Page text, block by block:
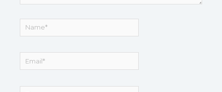
Name*
Email*